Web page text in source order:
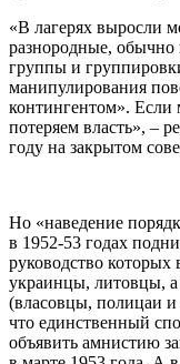
«В лагерях выросли
разнородные, обычно
группы и
манипулирования
контингентом». Если
потеряем власть», –
году на закрытом
Но «наведение
в 1952-53 годах
руководство
украинцы, литовцы, а
(власовцы, полицаи и
что единственный
объявить амнистию